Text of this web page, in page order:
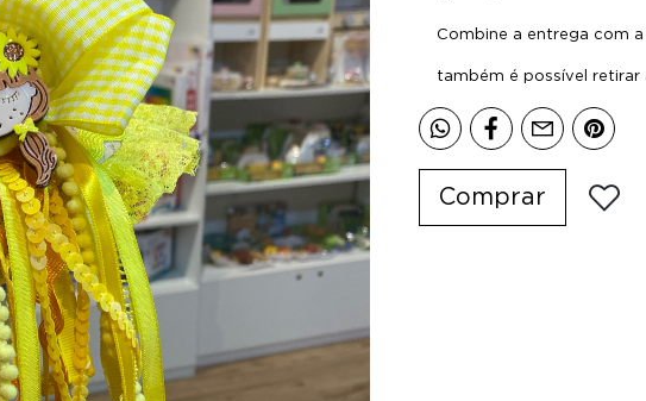
Combine a entrega com a
também é possível retirar
Comprar